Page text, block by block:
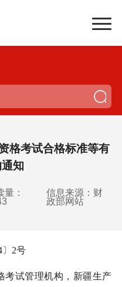
格考试合格标准等有
知
量：
信息来源：财
政部网站
〕2号
考试管理机构，新疆生产